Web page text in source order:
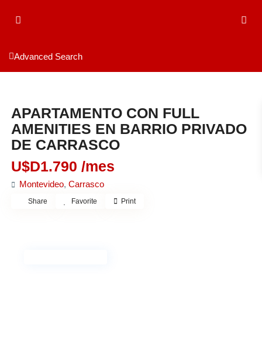
Advanced Search
APARTAMENTO CON FULL
AMENITIES EN BARRIO PRIVADO
DE CARRASCO
U$D1.790 /mes
Montevideo, Carrasco
Share Favorite Print